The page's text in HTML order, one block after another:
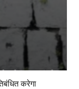
करेगा